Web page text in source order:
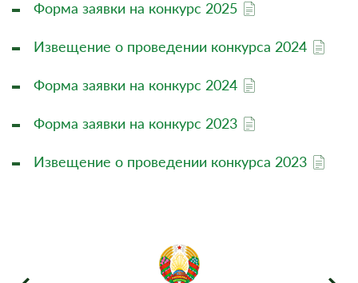
Форма заявки на конкурс 2025
Извещение о проведении конкурса 2024
Форма заявки на конкурс 2024
Форма заявки на конкурс 2023
Извещение о проведении конкурса 2023